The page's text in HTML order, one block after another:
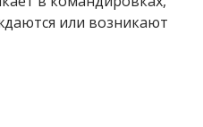
или возникают